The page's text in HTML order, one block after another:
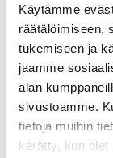
Käytämme
räätälöimiseen,
tukemiseen ja
jaamme
alan
sivustoamme.
tietoja muihin
kerätty, kun olet